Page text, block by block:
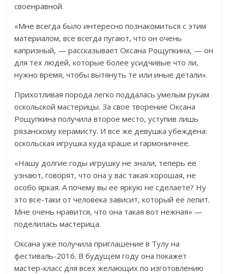
своенравной.
«Мне всегда было интересно познакомиться с этим
материалом, все всегда пугают, что он очень
капризный, — рассказывает Оксана Рощупкина, — он
для тех людей, которые более усидчивые что ли,
нужно время, чтобы вытянуть те или иные детали».
Прихотливая порода легко поддалась умелым рукам
оскольской мастерицы. За свое творение Оксана
Рощупкина получила второе место, уступив лишь
рязанскому керамисту. И все же девушка убеждена:
оскольская игрушка куда краше и гармоничнее.
«Нашу долгие годы игрушку не знали, теперь ее
узнают, говорят, что она у вас такая хорошая, не
особо яркая. А почему вы ее яркую не сделаете? Ну
это все-таки от человека зависит, который ее лепит.
Мне очень нравится, что она такая вот нежная» —
поделилась мастерица.
Оксана уже получила приглашение в Тулу на
фестиваль-2016. В будущем году она покажет
мастер-класс для всех желающих по изготовлению